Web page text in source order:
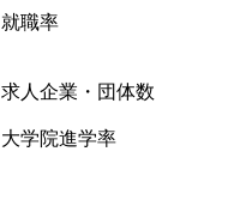
就職率
求人企業・団体数
大学院進学率